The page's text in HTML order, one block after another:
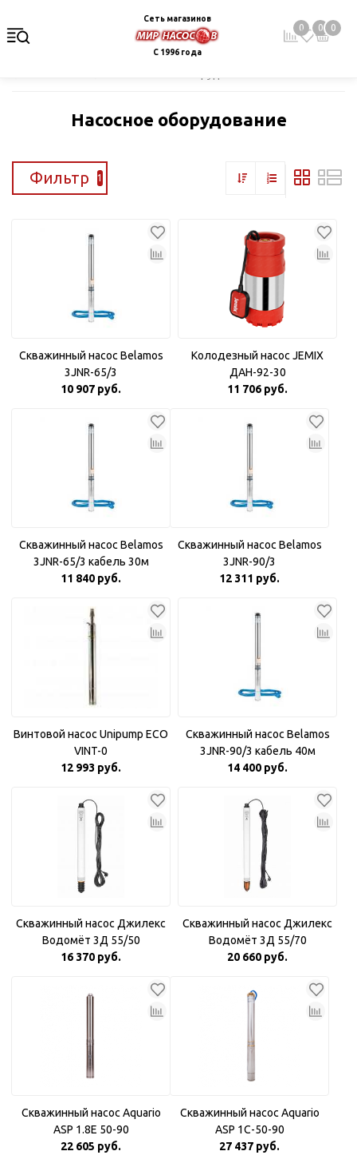
Сеть магазинов
С 1996 года
0 0 0
Насосное оборудование
Фильтр 1
Скважинный насос Belamos
3JNR-65/3
10 907 руб.
Колодезный насос JEMIX
ДАН-92-30
11 706 руб.
Скважинный насос Belamos
3JNR-65/3 кабель 30м
11 840 руб.
Скважинный насос Belamos
3JNR-90/3
12 311 руб.
Винтовой насос Unipump ECO
VINT-0
12 993 руб.
Скважинный насос Belamos
3JNR-90/3 кабель 40м
14 400 руб.
Скважинный насос Джилекс
Водомёт 3Д 55/50
16 370 руб.
Скважинный насос Джилекс
Водомёт 3Д 55/70
20 660 руб.
Скважинный насос Aquario
ASP 1.8Е 50-90
22 605 руб.
Скважинный насос Aquario
ASP 1С-50-90
27 437 руб.